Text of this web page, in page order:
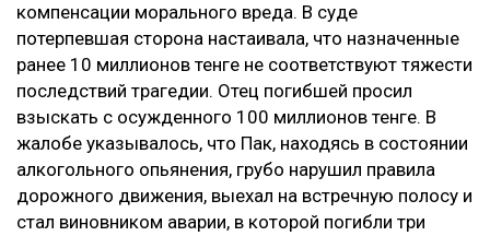
компенсации морального вреда. В суде
потерпевшая сторона настаивала, что назначенные
ранее 10 миллионов тенге не соответствуют тяжести
последствий трагедии. Отец погибшей просил
взыскать с осужденного 100 миллионов тенге. В
жалобе указывалось, что Пак, находясь в состоянии
алкогольного опьянения, грубо нарушил правила
дорожного движения, выехал на встречную полосу и
стал виновником аварии, в которой погибли три